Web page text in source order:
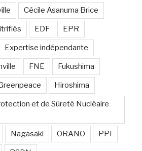
Cécile Asanuma Brice
EDF EPR
Expertise indépendante
FNE Fukushima
Hiroshima
et de Sûreté Nucléaire
Nagasaki ORANO PPI